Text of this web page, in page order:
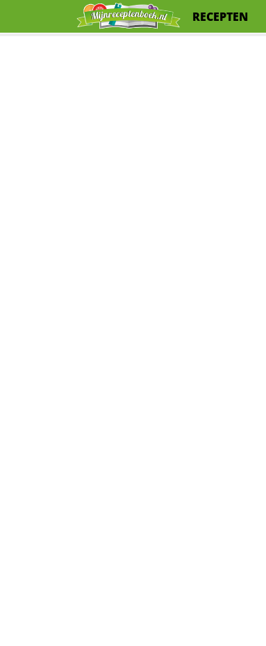
RECEPTEN